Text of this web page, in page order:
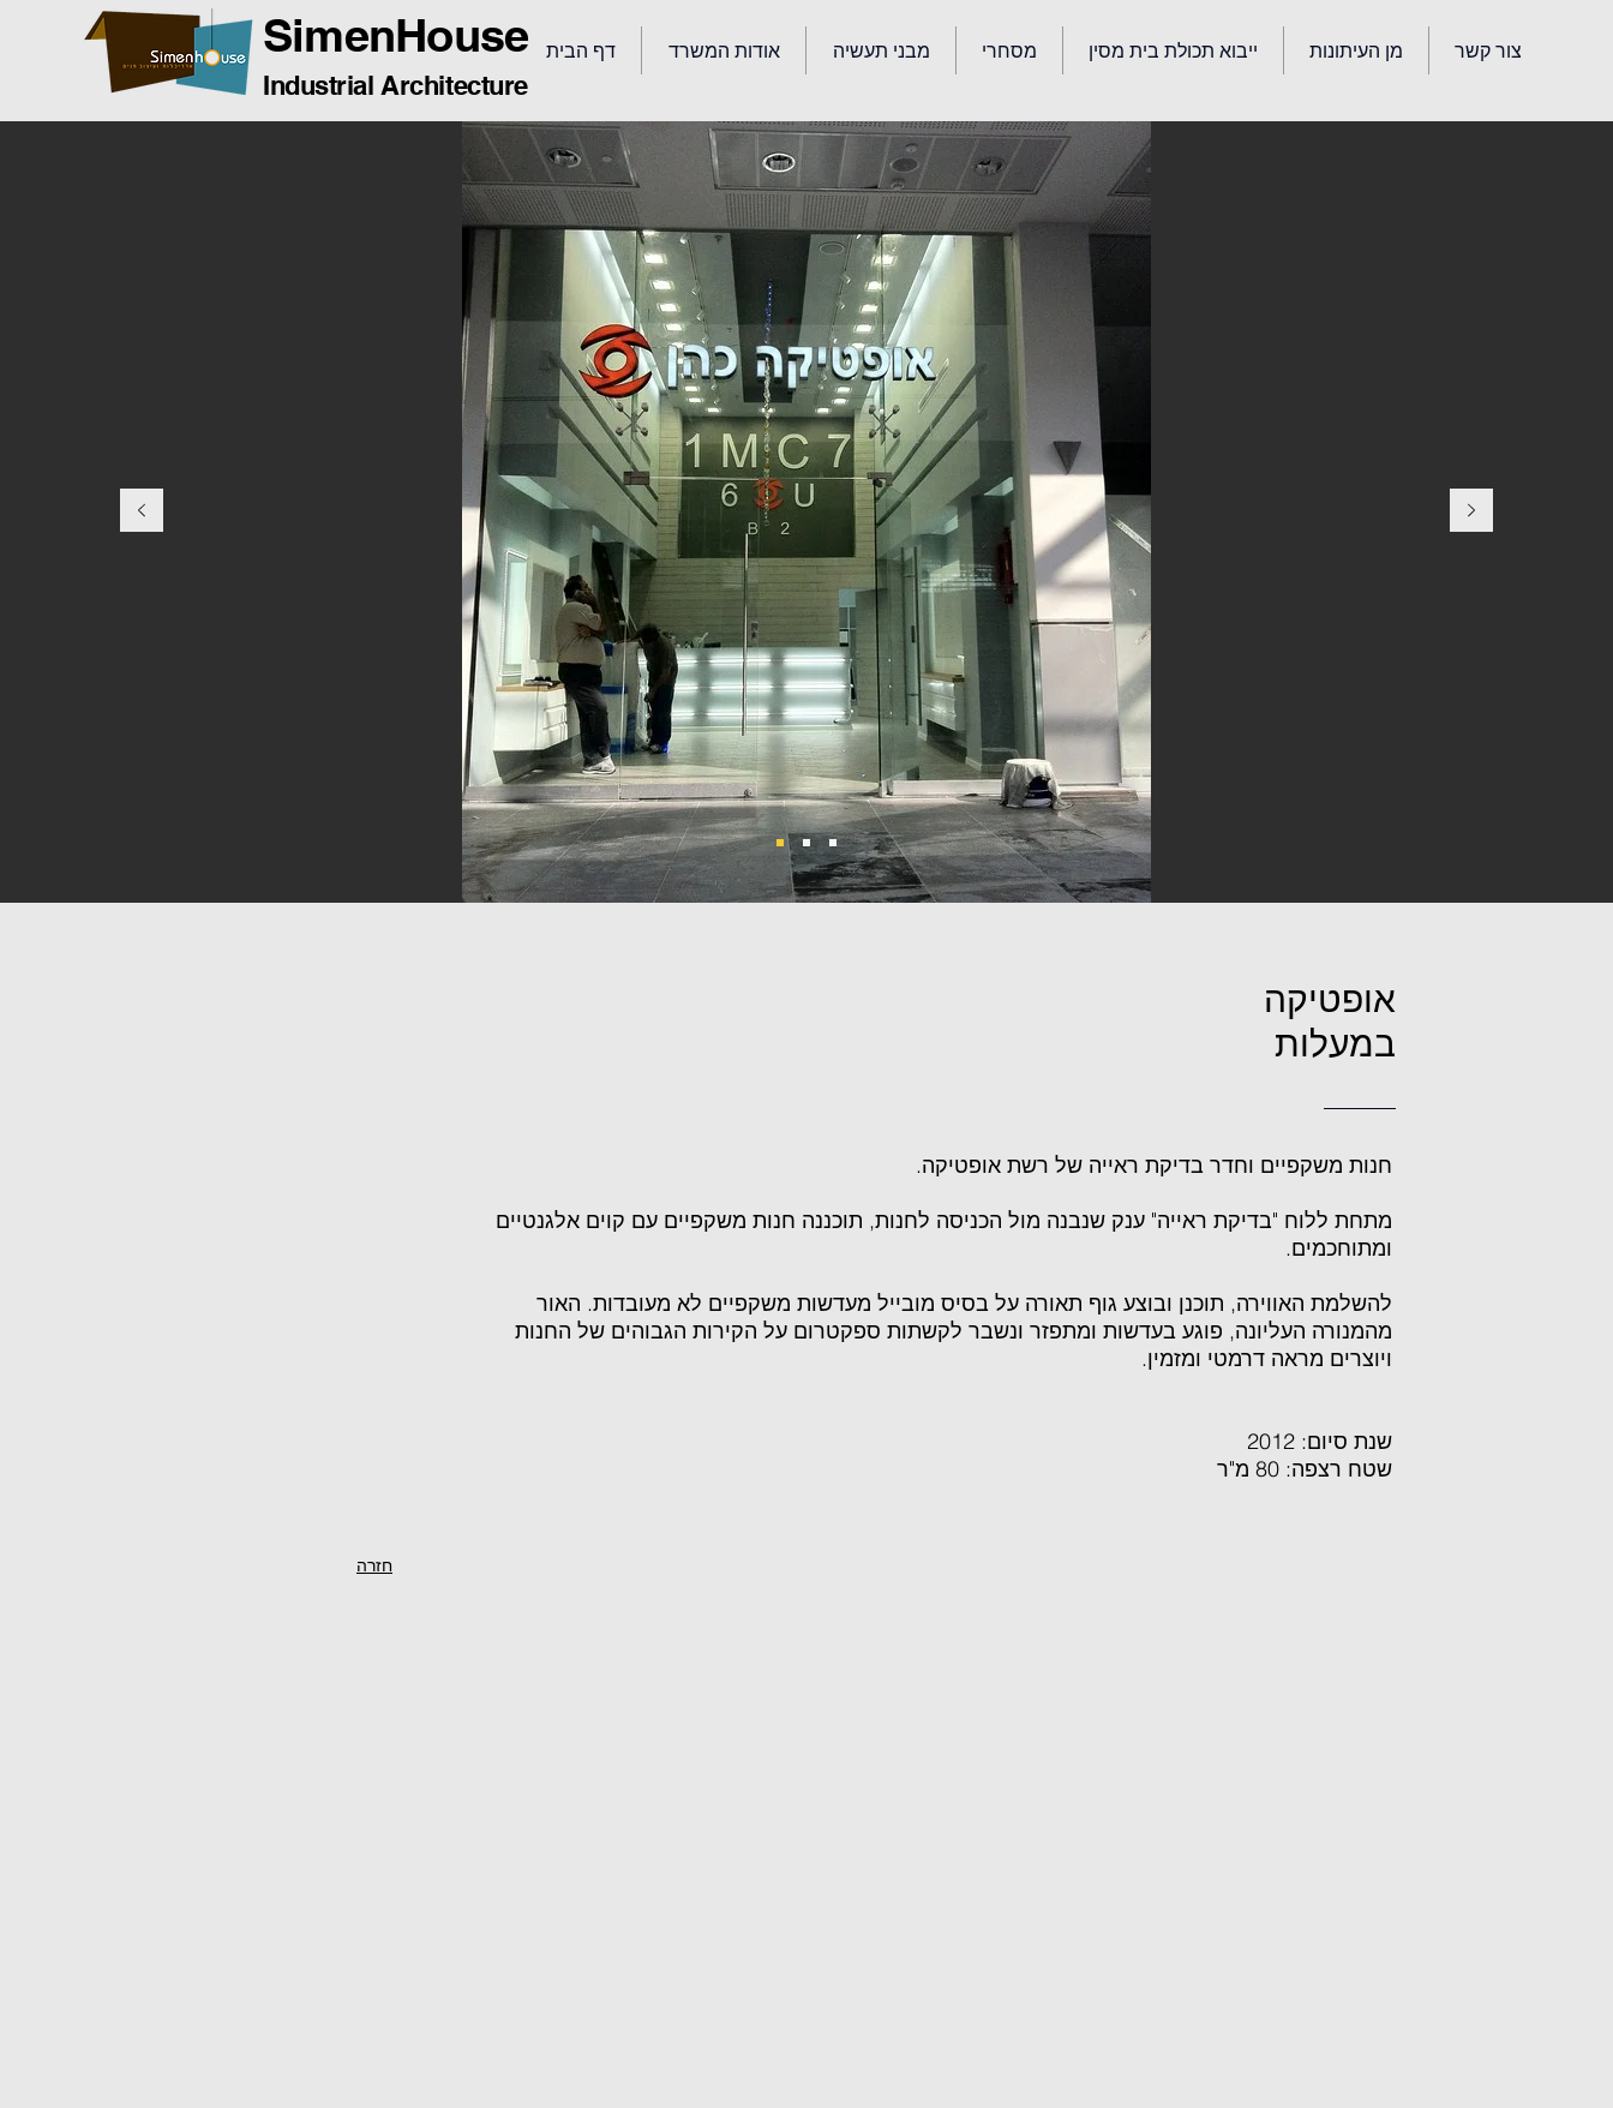
דף הבית אודות המשרד מבני תעשיה מסחרי ייבוא תכולת בית מסין מן העיתונות צור קשר SimenHouse
Industrial Architecture
אופטיקה
במעלות
חנות משקפיים וחדר בדיקת ראייה של רשת אופטיקה.
מתחת ללוח "בדיקת ראייה" ענק שנבנה מול הכניסה לחנות, תוכננה חנות משקפיים עם קוים אלגנטיים
ומתוחכמים.
להשלמת האווירה, תוכנן ובוצע גוף תאורה על בסיס מובייל מעדשות משקפיים לא מעובדות. האור
מהמנורה העליונה, פוגע בעדשות ומתפזר ונשבר לקשתות ספקטרום על הקירות הגבוהים של החנות
ויוצרים מראה דרמטי ומזמין.
שנת סיום: 2012
שטח רצפה: 80 מ"ר
חזרה